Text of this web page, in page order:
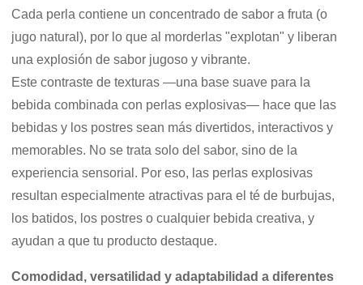
Cada perla contiene un concentrado de sabor a fruta (o
jugo natural), por lo que al morderlas "explotan" y liberan
una explosión de sabor jugoso y vibrante.
Este contraste de texturas —una base suave para la
bebida combinada con perlas explosivas— hace que las
bebidas y los postres sean más divertidos, interactivos y
memorables. No se trata solo del sabor, sino de la
experiencia sensorial. Por eso, las perlas explosivas
resultan especialmente atractivas para el té de burbujas,
los batidos, los postres o cualquier bebida creativa, y
ayudan a que tu producto destaque.
Comodidad, versatilidad y adaptabilidad a diferentes